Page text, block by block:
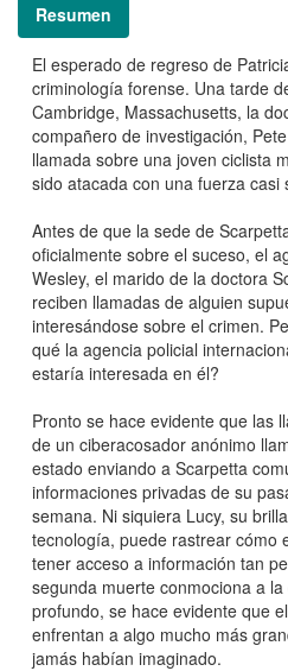
Resumen
El esperado de regreso de
criminología forense. Una tarde
Cambridge, Massachusetts, la
compañero de investigación,
llamada sobre una joven ciclista
sido atacada con una fuerza casi
Antes de que la sede de
oficialmente sobre el suceso, el
Wesley, el marido de la doctora
reciben llamadas de alguien
interesándose sobre el crimen.
qué la agencia policial
estaría interesada en él?
Pronto se hace evidente que las
de un ciberacosador anónimo
estado enviando a Scarpetta
informaciones privadas de su
semana. Ni siquiera Lucy, su
tecnología, puede rastrear cómo
tener acceso a información tan
segunda muerte conmociona a
profundo, se hace evidente que
enfrentan a algo mucho más
jamás habían imaginado.